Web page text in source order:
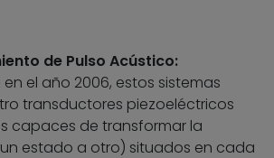
de Pulso Acústico:
el año 2006, estos sistemas
transductores piezoeléctricos
capaces de transformar la
estado a otro) situados en cada